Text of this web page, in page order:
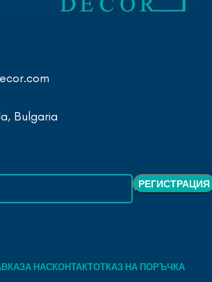
Bulgaria
ЗА НАСКОНТАКТОТКАЗ НА ПОРЪЧКА